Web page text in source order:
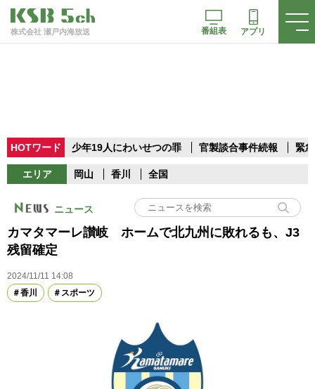
株式会社 瀬戸内海放送 番組表 アプリ
HOTワード 少年19人にわいせつの罪 官製談合事件続報 緊
エリア 岡山 香川 全国
ニュース
カマタマーレ讃岐 ホームで北九州に敗れるも、J3
残留確定
2024/11/11 14:08
香川
スポーツ